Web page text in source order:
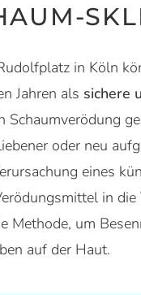
in Köln
Jahren als sichere
Schaumverödung
oder neu
eines
in die
Methode, um
auf der Haut.